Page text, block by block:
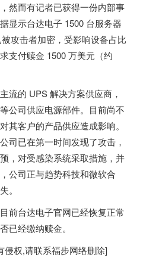
然而有记者已获得一份内部事
显示台达电子 1500 台服务器
攻击者加密，受影响设备占比
支付赎金 1500 万美元（约
流的 UPS 解决方案供应商，
公司供应电源部件。目前尚不
其客户的产品供应造成影响。
司已在第一时间发现了攻击，
，对受感染系统采取措施，并
公司正与趋势科技和微软合
。
前台达电子官网已经恢复正常
已经缴纳赎金。
侵权,请联系福步网络删除]